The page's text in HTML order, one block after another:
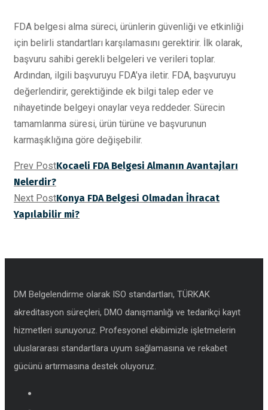
FDA belgesi alma süreci, ürünlerin güvenliği ve etkinliği
için belirli standartları karşılamasını gerektirir. İlk olarak,
başvuru sahibi gerekli belgeleri ve verileri toplar.
Ardından, ilgili başvuruyu FDA’ya iletir. FDA, başvuruyu
değerlendirir, gerektiğinde ek bilgi talep eder ve
nihayetinde belgeyi onaylar veya reddeder. Sürecin
tamamlanma süresi, ürün türüne ve başvurunun
karmaşıklığına göre değişebilir.
Prev PostKocaeli FDA Belgesi Almanın Avantajları
Nelerdir?
Next PostKonya FDA Belgesi Olmadan İhracat
Yapılabilir mi?
DM Belgelendirme olarak ISO standartları, TÜRKAK
akreditasyon süreçleri, DMO danışmanlığı ve tedarikçi kayıt
hizmetleri sunuyoruz. Profesyonel ekibimizle işletmelerin
uluslararası standartlara uyum sağlamasına ve rekabet
gücünü artırmasına destek oluyoruz.